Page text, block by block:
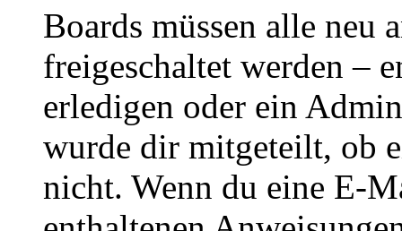
Boards müssen alle neu
freigeschaltet werden –
erledigen oder ein
wurde dir mitgeteilt, ob
nicht. Wenn du eine E-